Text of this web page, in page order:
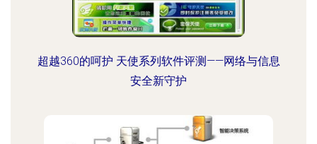
超越360的呵护 天使系列软件评测——网络与信息
安全新守护